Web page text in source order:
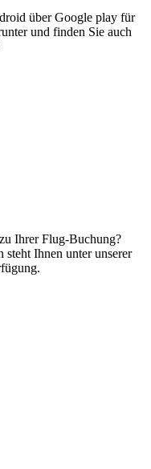
über Google play für
und finden Sie auch
Ihrer Flug-Buchung?
steht Ihnen unter unserer